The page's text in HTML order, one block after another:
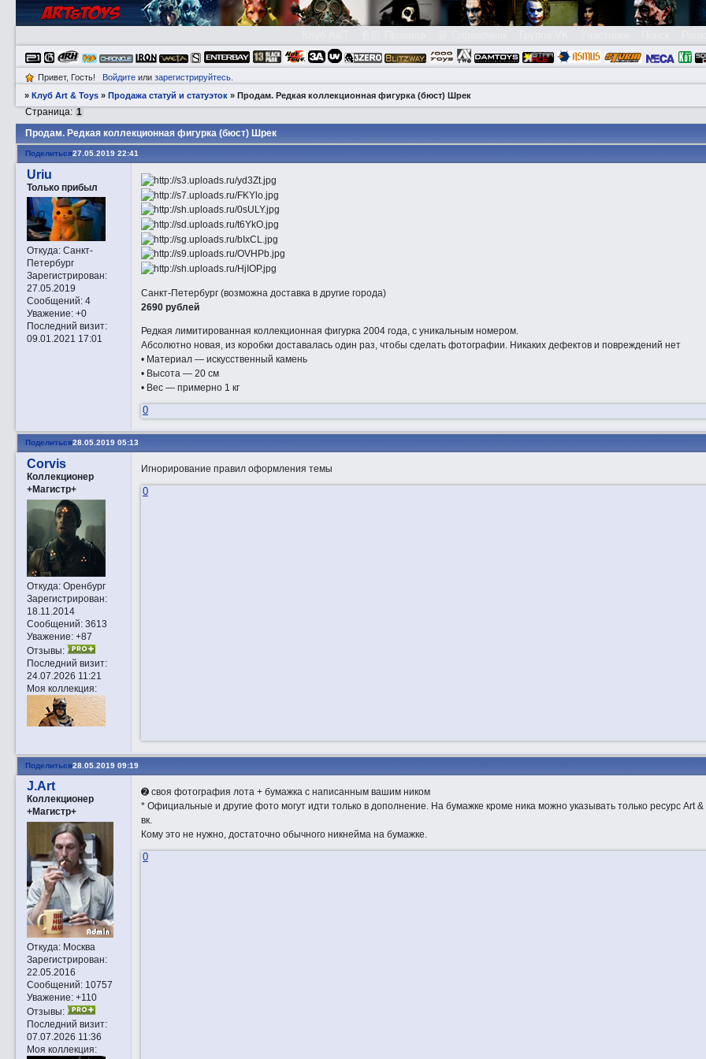
Привет, Гость! Войдитеили зарегистрируйтесь.
»Клуб Art & Toys »Продажа статуй и статуэток »Прoдам. Редкая коллекционная фигурка (бюст) Шрек
Прoдам. Редкая коллекционная фигурка (бюст) Шрек
Страница: 1
Поделиться27.05.2019 22:41
Uriu
Только прибыл
Откуда:Санкт-
Петербург
Зарегистрирован:
27.05.2019
Сообщений:4
Уважение: +0
Последний визит:
09.01.2021 17:01
Санкт-Петербург (возможна доставка в другие города)
2690 рублей
Редкая лимитированная коллекционная фигурка 2004 года, с уникальным номером.
Абсолютно новая, из коробки доставалась один раз, чтобы сделать фотографии. Никаких дефектов и повреждений нет
• Материал — искусственный камень
• Высота — 20 см
• Вес — примерно 1 кг
0
Поделиться28.05.2019 05:13
Corvis
Коллекционер
+Магистр+
Откуда:Оренбург
Зарегистрирован:
18.11.2014
Сообщений:3613
Уважение: +87
Отзывы:
Последний визит:
24.07.2026 11:21
Моя коллекция:
Игнорирование правил оформления темы
0
Поделиться28.05.2019 09:19
J.Art
Коллекционер
+Магистр+
Откуда:Москва
Зарегистрирован:
22.05.2016
Сообщений:10757
Уважение: +110
Отзывы:
Последний визит:
07.07.2026 11:36
Моя коллекция:
➋ своя фотография лота + бумажка с написанным вашим ником
* Oфициальные и другие фото могут идти только в дополнениe. На бумажке кроме ника можно указывать только ресурс Art
вк.
Кому это не нужно, достаточно обычного никнейма на бумажке.
0